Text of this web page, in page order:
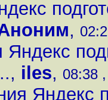
,
Яндекс
, iles, 08:38
Яндекс